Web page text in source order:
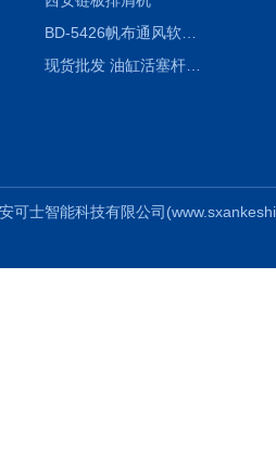
BD-5426帆布通风软连接水泥布袋陕西生产厂家
现货批发 油缸活塞杆圆形保护套
可士智能科技有限公司